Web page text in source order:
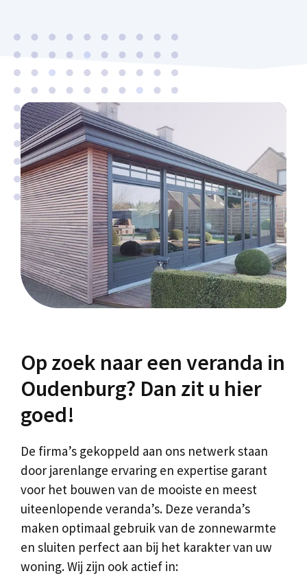
Op zoek naar een veranda in
Oudenburg? Dan zit u hier
goed!
De firma’s gekoppeld aan ons netwerk staan
door jarenlange ervaring en expertise garant
voor het bouwen van de mooiste en meest
uiteenlopende veranda’s. Deze veranda’s
maken optimaal gebruik van de zonnewarmte
en sluiten perfect aan bij het karakter van uw
woning. Wij zijn ook actief in: